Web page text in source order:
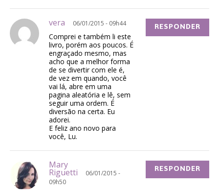
vera 06/01/2015 - 09h44
Comprei e também li este
livro, porém aos poucos. É
engraçado mesmo, mas
acho que a melhor forma
de se divertir com ele é,
de vez em quando, você
vai lá, abre em uma
pagina aleatória e lê, sem
seguir uma ordem. É
diversão na certa. Eu
adorei.
E feliz ano novo para
você, Lu.
RESPONDER
Mary
Riguetti
06/01/2015 -
09h50
RESPONDER